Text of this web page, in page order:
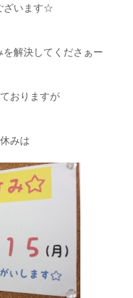
ざいます☆
解決してくださぁー
おりますが
みは